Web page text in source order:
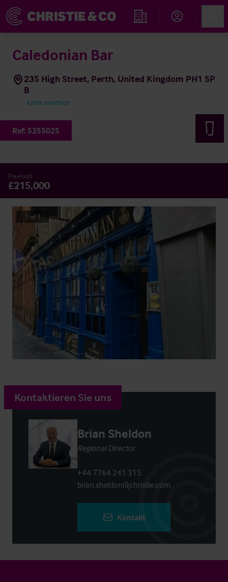
Immobiliensuche
Caledonian Bar
235 High Street, Perth, United Kingdom PH1 5P
B
Karte ansehen
Ref: 5255025
Freehold
£215,000
1 of 1
Kontaktieren Sie uns
Brian Sheldon
Regional Director
+44 7764 241 315
brian.sheldon@christie.com
Kontakt